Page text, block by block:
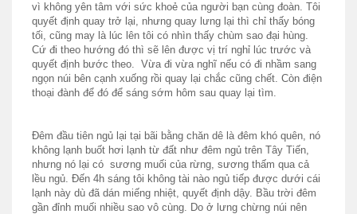
vì không yên tâm với sức khoẻ của người bạn cùng đoàn. Tôi
quyết định quay trở lại, nhưng quay lưng lại thì chỉ thấy bóng
tối, cũng may là lúc lên tôi có nhìn thấy chùm sao đại hùng.
Cứ đi theo hướng đó thì sẽ lên được vị trí nghỉ lúc trước và
quyết định bước theo. Vừa đi vừa nghĩ nếu có đi nhầm sang
ngọn núi bên cạnh xuống rồi quay lại chắc cũng chết. Còn điện
thoại đành để đó để sáng sớm hôm sau quay lại tìm.
Đêm đầu tiên ngủ lại tại bãi bằng chăn dê là đêm khó quên, nó
không lạnh buốt hơi lạnh từ đất như đêm ngủ trên Tây Tiến,
nhưng nó lại có sương muối của rừng, sương thấm qua cả
lều ngủ. Đến 4h sáng tôi không tài nào ngủ tiếp được dưới cái
lạnh này dù đã dán miếng nhiệt, quyết định dậy. Bầu trời đêm
gần đỉnh muối nhiều sao vô cùng. Do ở lưng chừng núi nên